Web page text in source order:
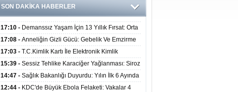
SON DAKİKA HABERLER
17:10 - Demanssız Yaşam İçin 13 Yıllık Fırsat: Orta
Yaştaki Yaşam Tarzı Beyin Sağlığını Belirliyor
17:08 - Anneliğin Gizli Gücü: Gebelik Ve Emzirme
Biyolojik Dayanıklılığı Artırabilir Mi?
17:03 - T.C.Kimlik Kartı İle Elektronik Kimlik
Doğrulama Yöntemi (Biyometrik Kimlik Doğrulama
Sistemi) 07.08.2026
15:39 - Sessiz Tehlike Karaciğer Yağlanması: Siroz
Ve Kalp Krizine Davetiye Çıkarıyor!
14:47 - Sağlık Bakanlığı Duyurdu: Yılın İlk 6 Ayında
10 Binden Fazla Hasta Hiperbarik Oksijen Tedavisi
12:44 - KDC'de Büyük Ebola Felaketi: Vakalar 4